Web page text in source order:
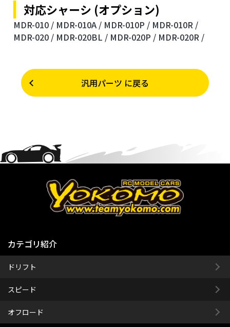
対応シャーシ (オプション)
MDR-010 / MDR-010A / MDR-010P / MDR-010R /
MDR-020 / MDR-020BL / MDR-020P / MDR-020R /
汎用パーツ に戻る
カテゴリ紹介
ドリフト
スピード
オフロード